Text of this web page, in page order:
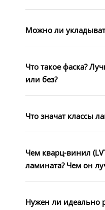
Можно ли
Что такое фаска?
или без?
Что значат классы
Чем кварц-винил
ламината? Чем он
Нужен ли идеально